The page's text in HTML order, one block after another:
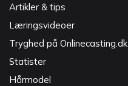
Artikler & tips
Læringsvideoer
Tryghed på Onlinecasting.dk
Statister
Hårmodel